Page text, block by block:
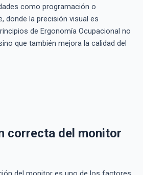
como programación o
donde la precisión visual es
de Ergonomía Ocupacional no
que también mejora la calidad del
correcta del monitor